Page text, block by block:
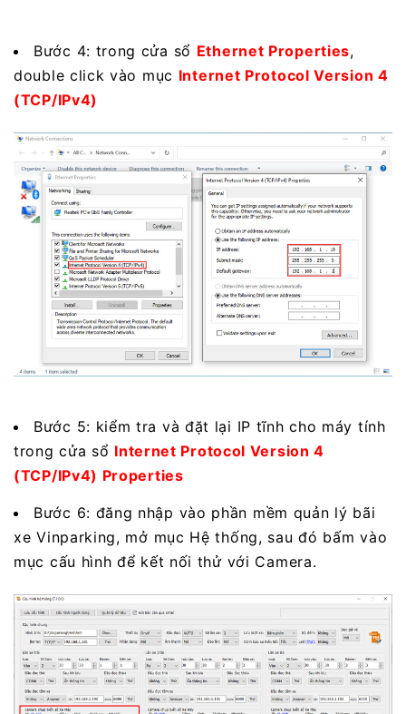
Bước 4: trong cửa sổ Ethernet Properties,
double click vào mục Internet Protocol Version 4
(TCP/IPv4)
Bước 5: kiểm tra và đặt lại IP tĩnh cho máy tính
trong cửa sổ Internet Protocol Version 4
(TCP/IPv4) Properties
Bước 6: đăng nhập vào phần mềm quản lý bãi
xe Vinparking, mở mục Hệ thống, sau đó bấm vào
mục cấu hình để kết nối thử với Camera.